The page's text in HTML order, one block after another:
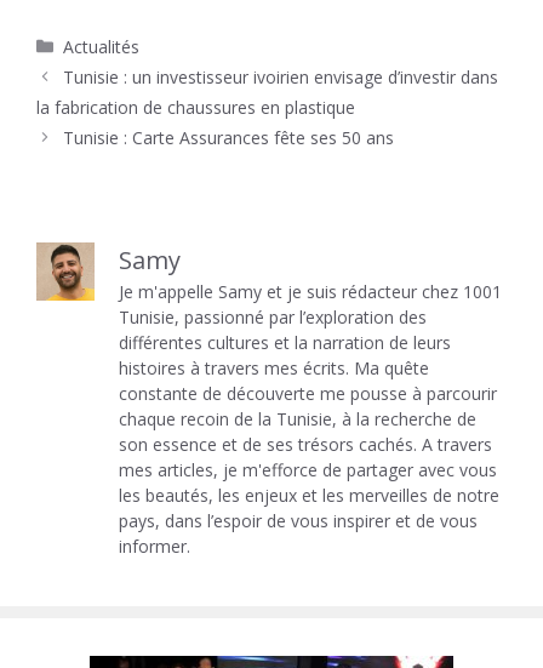
Catégories
Actualités
Tunisie : un investisseur ivoirien envisage d’investir dans
la fabrication de chaussures en plastique
Tunisie : Carte Assurances fête ses 50 ans
Samy
Je m'appelle Samy et je suis rédacteur chez 1001
Tunisie, passionné par l’exploration des
différentes cultures et la narration de leurs
histoires à travers mes écrits. Ma quête
constante de découverte me pousse à parcourir
chaque recoin de la Tunisie, à la recherche de
son essence et de ses trésors cachés. A travers
mes articles, je m'efforce de partager avec vous
les beautés, les enjeux et les merveilles de notre
pays, dans l’espoir de vous inspirer et de vous
informer.